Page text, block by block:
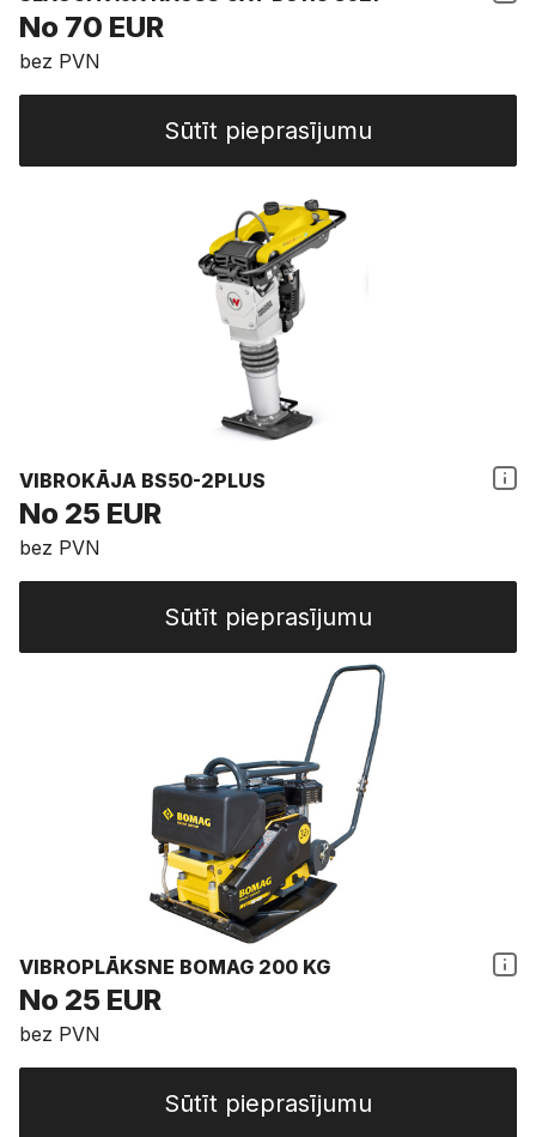
No 70 EUR
bez PVN
Sūtīt pieprasījumu
VIBROKĀJA BS50-2PLUS
No 25 EUR
bez PVN
Sūtīt pieprasījumu
VIBROPLĀKSNE BOMAG 200 KG
No 25 EUR
bez PVN
Sūtīt pieprasījumu